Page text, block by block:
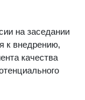
на заседании
к внедрению,
качества